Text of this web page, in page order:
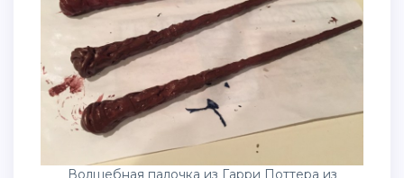
Волшебная палочка из Гарри Поттера из